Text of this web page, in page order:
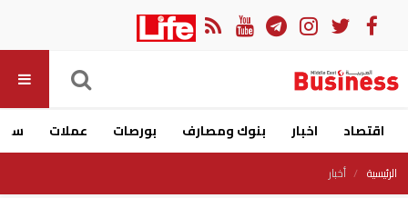
اقتصاد اخبار بنوك ومصارف بورصات عملات
الرئيسية أخبار